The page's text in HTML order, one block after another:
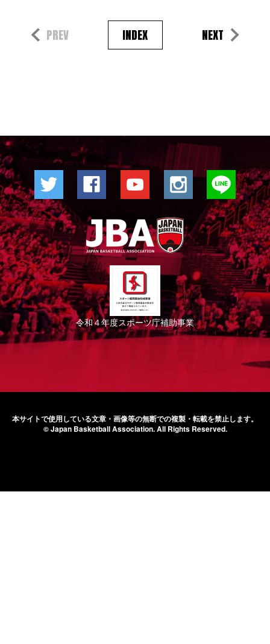
PREV INDEX NEXT
令和４年度スポーツ庁補助事業
本サイトで使用している文章・画像等の無断での複製・転載を禁止します。
© Japan Basketball Association.All Rights Reserved.